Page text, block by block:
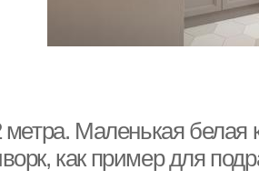
метра. Маленькая белая
как пример для